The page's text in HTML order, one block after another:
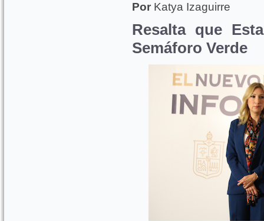
Por Katya Izaguirre
Resalta que
Semáforo Verde